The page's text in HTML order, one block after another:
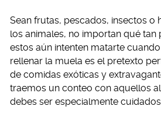
Sean frutas, pescados, insectos o
los animales, no importan qué tan
estos aún intenten matarte
rellenar la muela es el pretexto
de comidas exóticas y
traemos un conteo con aquellos
debes ser especialmente